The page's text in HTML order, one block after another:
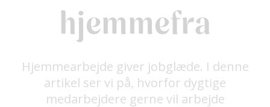
hjemmefra
Hjemmearbejde giver jobglæde. I denne
artikel ser vi på, hvorfor dygtige
medarbejdere gerne vil arbejde